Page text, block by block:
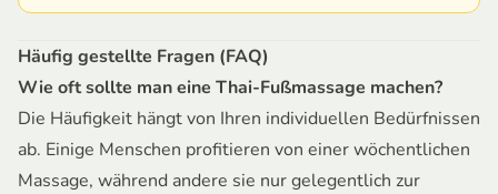
Häufig gestellte Fragen (FAQ)
Wie oft sollte man eine Thai-Fußmassage machen?
Die Häufigkeit hängt von Ihren individuellen Bedürfnissen
ab. Einige Menschen profitieren von einer wöchentlichen
Massage, während andere sie nur gelegentlich zur